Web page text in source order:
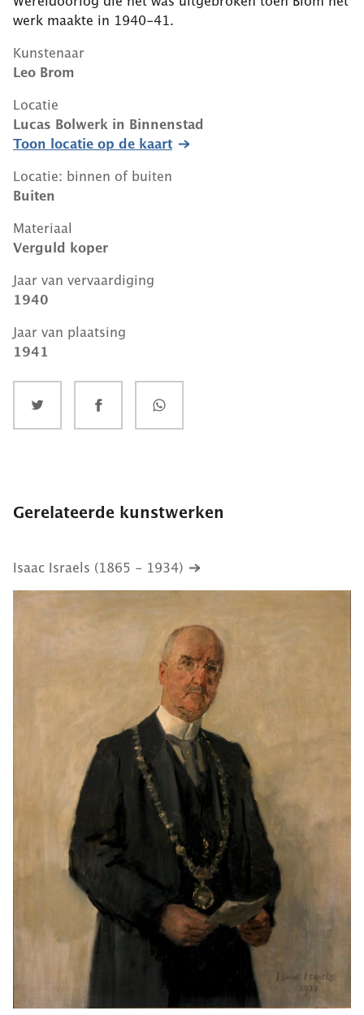
werk maakte in 1940-41.
Kunstenaar
Leo Brom
Locatie
Lucas Bolwerk in Binnenstad
Toon locatie op de kaart
Locatie: binnen of buiten
Buiten
Materiaal
Verguld koper
Jaar van vervaardiging
1940
Jaar van plaatsing
1941
Gerelateerde kunstwerken
Isaac Israels (1865 - 1934)